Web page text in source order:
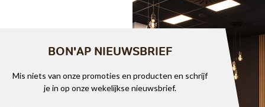
BON'AP NIEUWSBRIEF
Mis niets van onze promoties en producten en schrijf
je in op onze wekelijkse nieuwsbrief.